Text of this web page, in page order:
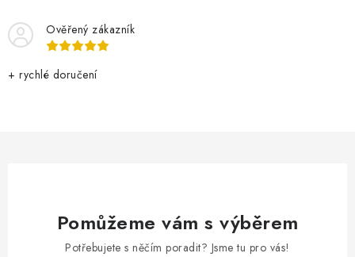
Ověřený zákazník
+ rychlé doručení
Pomůžeme vám s výběrem
Potřebujete s něčím poradit? Jsme tu pro vás!